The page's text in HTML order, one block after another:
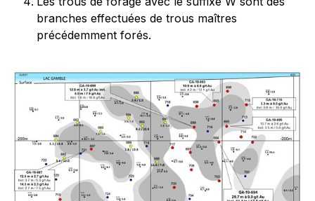
branches effectuées de trous maîtres
précédemment forés.